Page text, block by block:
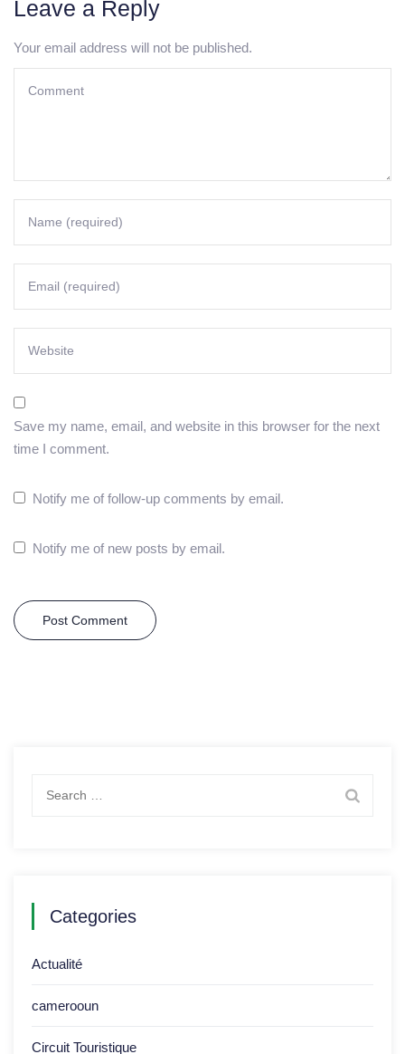
Leave a Reply
Your email address will not be published.
Save my name, email, and website in this browser for the next
time I comment.
Notify me of follow-up comments by email.
Notify me of new posts by email.
Categories
Actualité
camerooun
Circuit Touristique